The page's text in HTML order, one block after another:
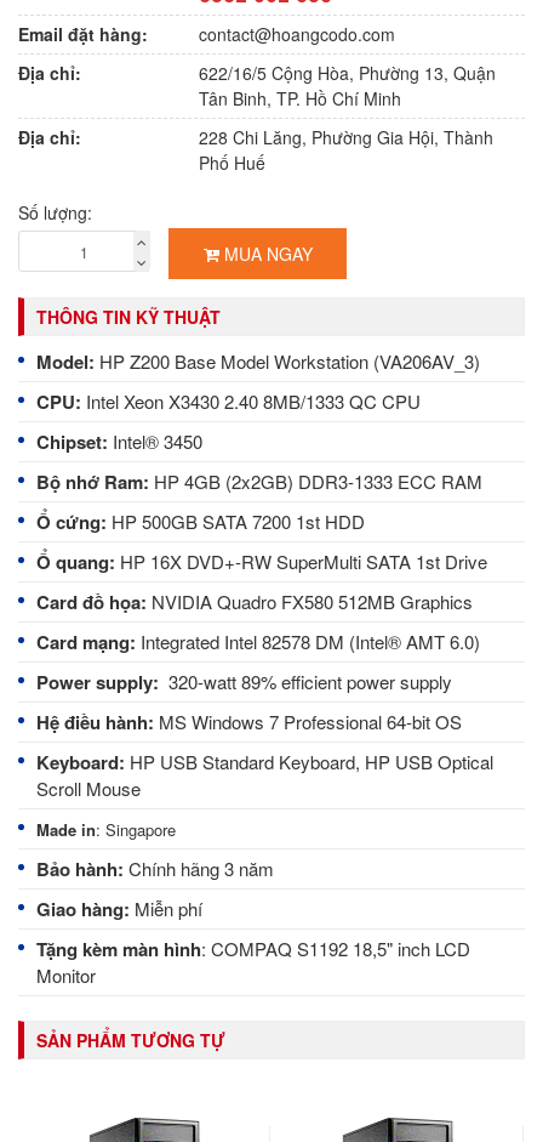
Email đặt hàng:
contact@hoangcodo.com
Địa chỉ:
622/16/5 Cộng Hòa, Phường 13, Quận
Tân Binh, TP. Hồ Chí Minh
Địa chỉ:
228 Chi Lăng, Phường Gia Hội, Thành
Phố Huế
Số lượng:
MUA NGAY
THÔNG TIN KỸ THUẬT
Model: HP Z200 Base Model Workstation (VA206AV_3)
CPU: Intel Xeon X3430 2.40 8MB/1333 QC CPU
Chipset: Intel® 3450
Bộ nhớ Ram: HP 4GB (2x2GB) DDR3-1333 ECC RAM
Ổ cứng: HP 500GB SATA 7200 1st HDD
Ổ quang: HP 16X DVD+-RW SuperMulti SATA 1st Drive
Card đồ họa: NVIDIA Quadro FX580 512MB Graphics
Card mạng: Integrated Intel 82578 DM (Intel® AMT 6.0)
Power supply: 320-watt 89% efficient power supply
Hệ điều hành: MS Windows 7 Professional 64-bit OS
Keyboard: HP USB Standard Keyboard, HP USB Optical
Scroll Mouse
Made in: Singapore
Bảo hành: Chính hãng 3 năm
Giao hàng: Miễn phí
Tặng kèm màn hình: COMPAQ S1192 18,5" inch LCD
Monitor
SẢN PHẨM TƯƠNG TỰ